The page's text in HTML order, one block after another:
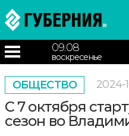
09.08
воскресенье
ОБЩЕСТВО 2024-
С 7 октября
сезон во